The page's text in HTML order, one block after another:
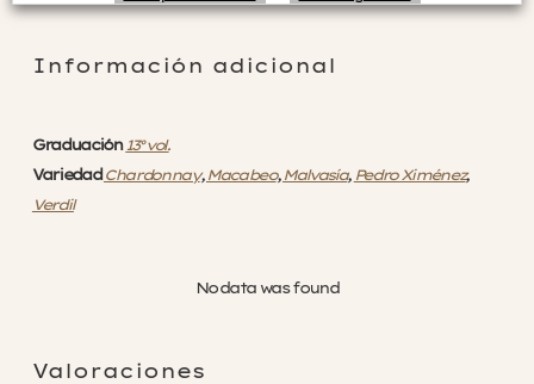
Información adicional
Graduación 13º vol.
Variedad Chardonnay, Macabeo, Malvasía, Pedro Ximénez,
Verdil
No data was found
Valoraciones
Rechazar no necesarias